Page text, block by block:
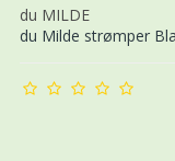
du MILDE
du Milde strømper